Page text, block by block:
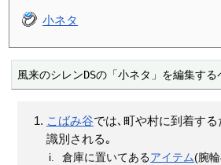
小ネタ
風来のシレンDSの「小ネタ」を編集する
こばみ谷では､町や村に到着する
識別される｡
倉庫に置いてあるアイテム(腕